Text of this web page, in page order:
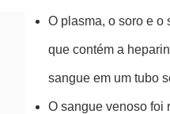
O plasma, o soro e o
que contém a
sangue em um tubo
O sangue venoso foi